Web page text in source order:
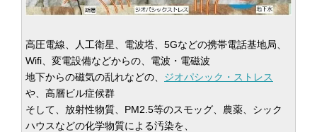
高圧電線、人工衛星、電波塔、5Gなどの携帯電話基地局、
Wifi、変電設備などからの、電波・電磁波
地下からの磁気の乱れなどの、 ジオパシック・ストレス
や、高層ビル症候群
そして、放射性物質、PM2.5等のスモッグ、農薬、シック
ハウスなどの化学物質による汚染を、